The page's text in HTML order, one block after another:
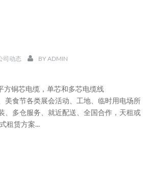
司动态 BYADMIN
方铜芯电缆，单芯和多芯电缆线
美食节各类展会活动、工地、临时用电场所
、多仓服务、就近配送、全国合作，天租或
租赁方案...